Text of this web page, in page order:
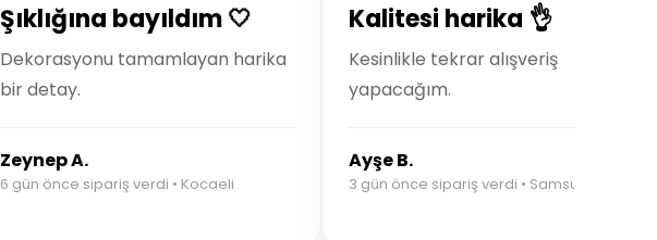
Şıklığına bayıldım 🤍
Dekorasyonu tamamlayan harika
bir detay.
Zeynep A.
6 gün önce sipariş verdi • Kocaeli
Kalitesi harika 👌
Kesinlikle tekrar alışveriş
yapacağım.
Ayşe B.
3 gün önce sipariş verdi • Samsun